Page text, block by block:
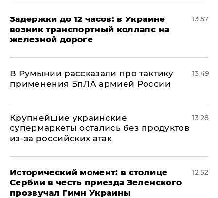
Задержки до 12 часов: в Украине
возник транспортный коллапс на
железной дороге
13:57
В Румынии рассказали про тактику
применения БпЛА армией России
13:49
Крупнейшие украинские
супермаркеты остались без продуктов
из-за российских атак
13:28
Исторический момент: в столице
Сербии в честь приезда Зеленского
прозвучал Гимн Украины
12:52